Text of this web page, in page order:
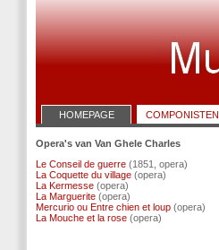
HOMEPAGE COMPONISTEN
Opera's van Van Ghele Charles
Le Conseil de guerre (1851, opera)
La Coquette du village (opera)
La Kermesse (opera)
La Marguerite (opera)
Mercurio ou Entre chien et loup (opera)
La Mouche et la rose (opera)